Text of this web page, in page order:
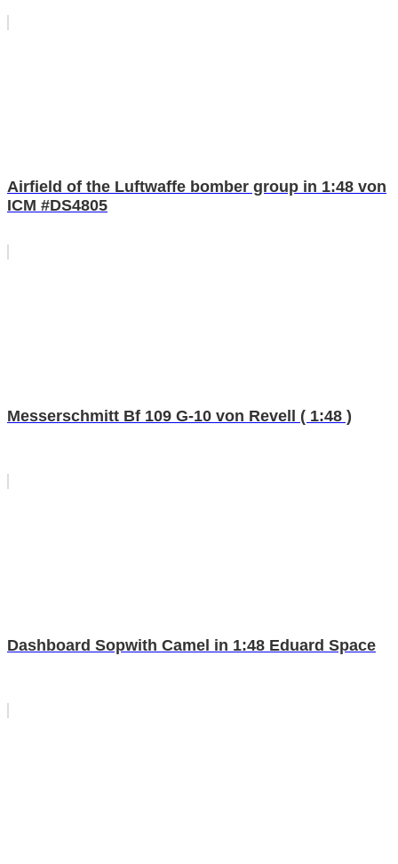
Airfield of the Luftwaffe bomber group in 1:48 von
ICM #DS4805
Messerschmitt Bf 109 G-10 von Revell ( 1:48 )
Dashboard Sopwith Camel in 1:48 Eduard Space